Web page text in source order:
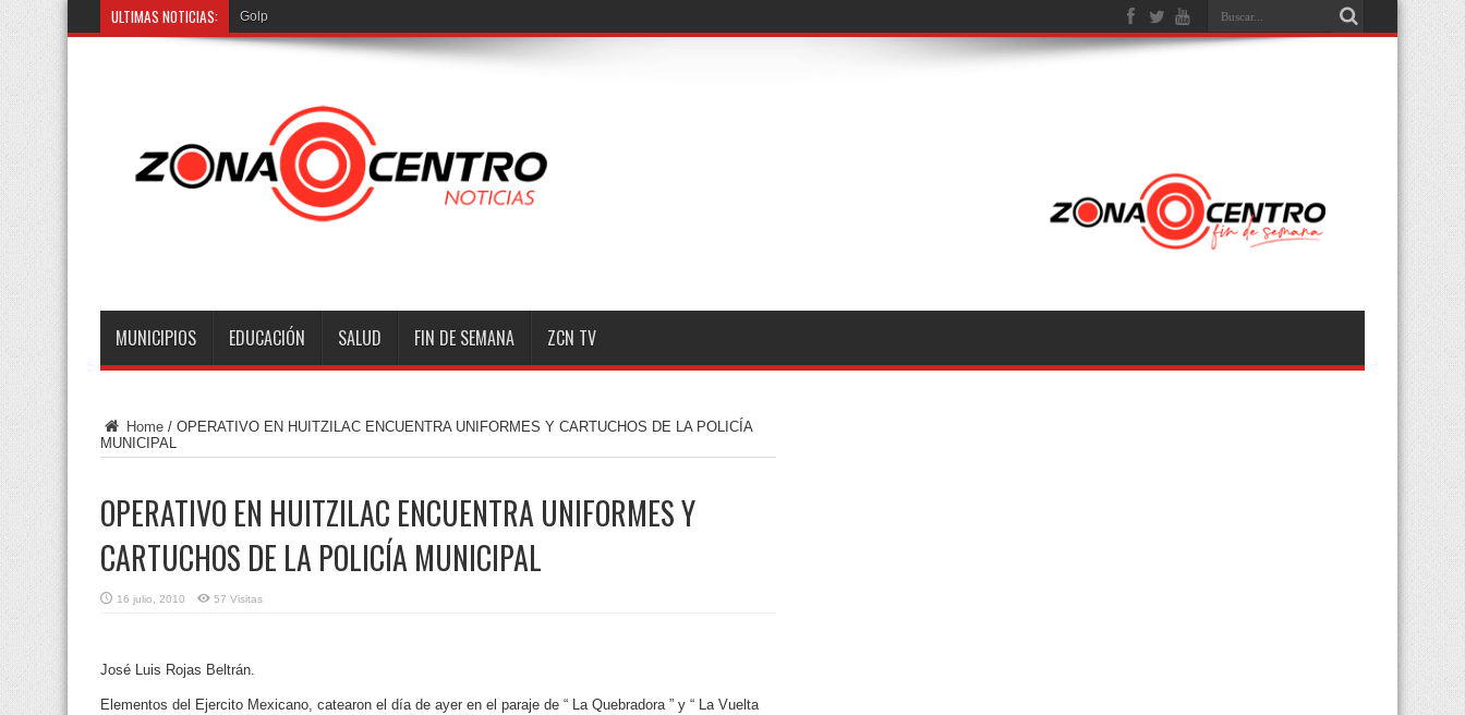
ULTIMAS NOTICIAS: Golpea explosión de pip
MUNICIPIOS EDUCACIÓN SALUD FIN DE SEMANA ZCN TV
Home / OPERATIVO EN HUITZILAC ENCUENTRA UNIFORMES Y CARTUCHOS DE LA POLICÍA
MUNICIPAL
OPERATIVO EN HUITZILAC ENCUENTRA UNIFORMES Y
CARTUCHOS DE LA POLICÍA MUNICIPAL
16 julio, 2010 57 Visitas
José Luis Rojas Beltrán.
Elementos del Ejercito Mexicano, catearon el día de ayer en el paraje de “ La Quebradora ” y “ La Vuelta